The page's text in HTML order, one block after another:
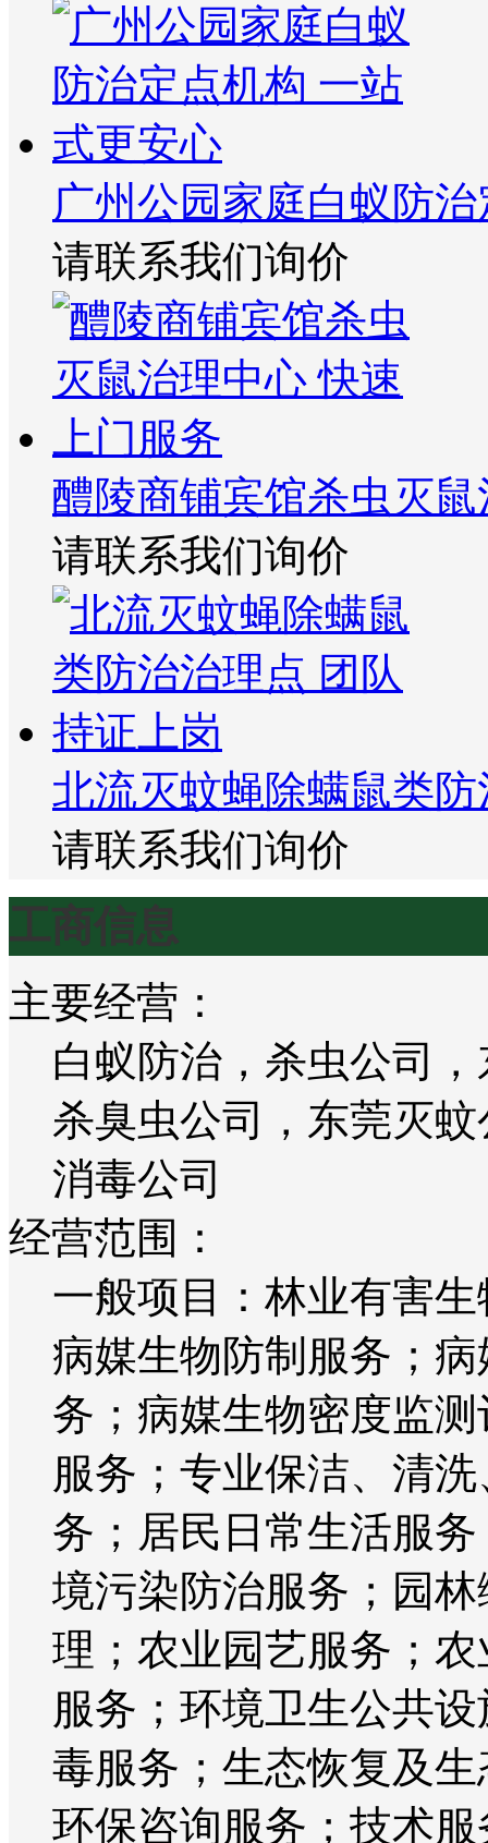
广州公园家庭白蚁防
请联系我们询价
醴陵商铺宾馆杀虫灭
请联系我们询价
北流灭蚊蝇除螨鼠类
请联系我们询价
工商信息
主要经营：
白蚁防治，杀虫公司
杀臭虫公司，东莞灭
消毒公司
经营范围：
一般项目：林业有害
病媒生物防制服务；
务；病媒生物密度监
服务；专业保洁、清
务；居民日常生活服
境污染防治服务；园
理；农业园艺服务；
服务；环境卫生公共
毒服务；生态恢复及
环保咨询服务；技术